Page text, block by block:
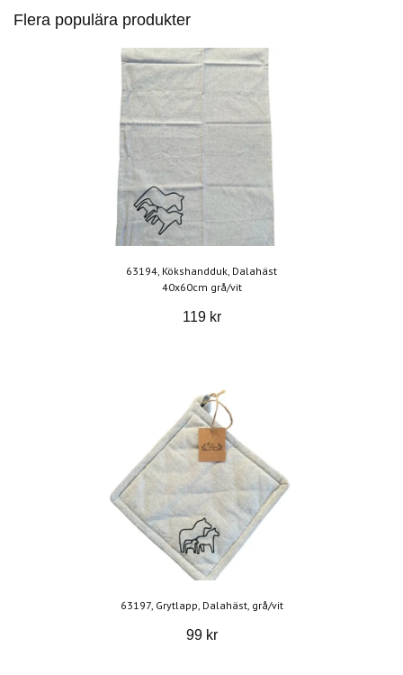
Flera populära produkter
63194, Kökshandduk, Dalahäst
40x60cm grå/vit
119 kr
63197, Grytlapp, Dalahäst, grå/vit
99 kr